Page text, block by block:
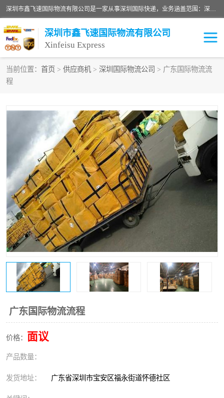
深圳市鑫飞速国际物流有限公司是一家从事深圳国际快递，业务涵盖范围：深圳DHL国际快递、深圳国际快递公司、深圳国际物流公司、深圳国际快递、深圳DHL国际快递电话可拨打全国服务热线：15019287411。欢迎各位亲来人来电到我司洽谈合作。
深圳市鑫飞速国际物流有限公司
Xinfeisu Express
当前位置： 首页 > 供应商机 > 深圳国际物流公司 > 广东国际物流流
程
广东国际物流流程
价格： 面议
产品数量：
发货地址： 广东省深圳市宝安区福永街道怀德社区
俄罗斯快递 巴西快递
深圳DHL国际快递 伊朗快递
UPS国际快递 深圳国际快递公司
深圳国际物流公司 深圳国际快递电话
DHL国际快递电话 深圳国际快递
新能源电池出口物流